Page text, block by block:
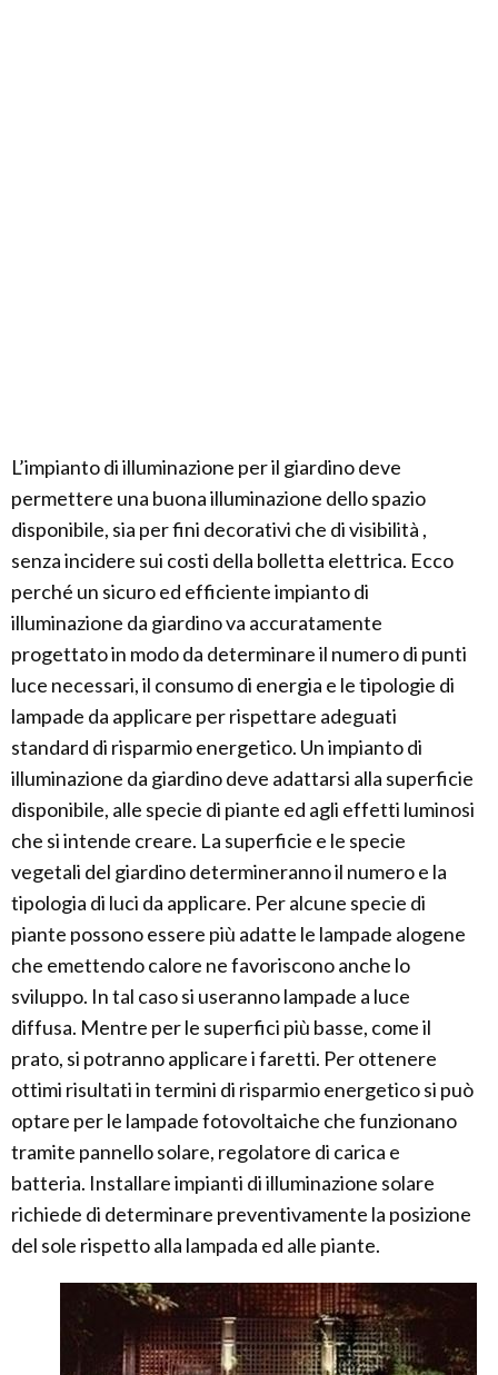
L’impianto di illuminazione per il giardino deve
permettere una buona illuminazione dello spazio
disponibile, sia per fini decorativi che di visibilità ,
senza incidere sui costi della bolletta elettrica. Ecco
perché un sicuro ed efficiente impianto di
illuminazione da giardino va accuratamente
progettato in modo da determinare il numero di punti
luce necessari, il consumo di energia e le tipologie di
lampade da applicare per rispettare adeguati
standard di risparmio energetico. Un impianto di
illuminazione da giardino deve adattarsi alla superficie
disponibile, alle specie di piante ed agli effetti luminosi
che si intende creare. La superficie e le specie
vegetali del giardino determineranno il numero e la
tipologia di luci da applicare. Per alcune specie di
piante possono essere più adatte le lampade alogene
che emettendo calore ne favoriscono anche lo
sviluppo. In tal caso si useranno lampade a luce
diffusa. Mentre per le superfici più basse, come il
prato, si potranno applicare i faretti. Per ottenere
ottimi risultati in termini di risparmio energetico si può
optare per le lampade fotovoltaiche che funzionano
tramite pannello solare, regolatore di carica e
batteria. Installare impianti di illuminazione solare
richiede di determinare preventivamente la posizione
del sole rispetto alla lampada ed alle piante.